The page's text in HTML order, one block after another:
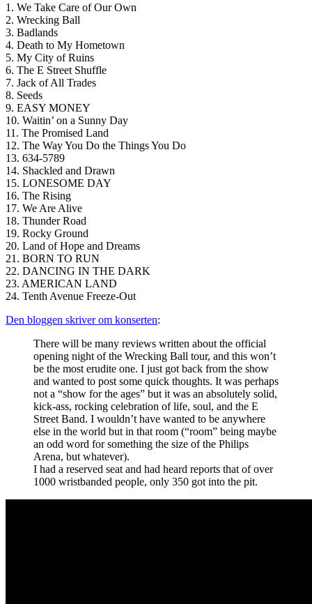
1. We Take Care of Our Own
2. Wrecking Ball
3. Badlands
4. Death to My Hometown
5. My City of Ruins
6. The E Street Shuffle
7. Jack of All Trades
8. Seeds
9. EASY MONEY
10. Waitin’ on a Sunny Day
11. The Promised Land
12. The Way You Do the Things You Do
13. 634-5789
14. Shackled and Drawn
15. LONESOME DAY
16. The Rising
17. We Are Alive
18. Thunder Road
19. Rocky Ground
20. Land of Hope and Dreams
21. BORN TO RUN
22. DANCING IN THE DARK
23. AMERICAN LAND
24. Tenth Avenue Freeze-Out
Den bloggen skriver om konserten:
There will be many reviews written about the official
opening night of the Wrecking Ball tour, and this won’t
be the most erudite one. I just got back from the show
and wanted to post some quick thoughts. It was perhaps
not a “show for the ages” but it was an absolutely solid,
kick-ass, rocking celebration of life, soul, and the E
Street Band. I wouldn’t have wanted to be anywhere
else in the world but in that room (“room” being maybe
an odd word for something the size of the Philips
Arena, but whatever).
I had a reserved seat and had heard reports that of over
1000 wristbanded people, only 350 got into the pit.